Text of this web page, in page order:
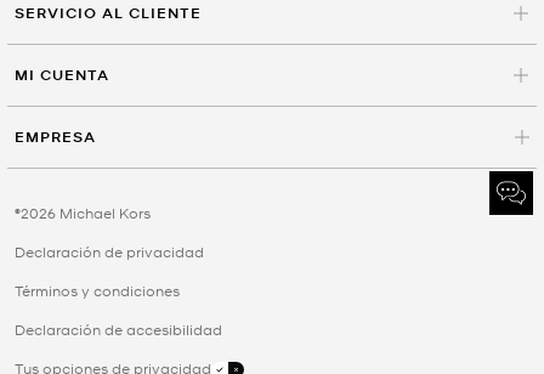
SERVICIO AL CLIENTE
MI CUENTA
EMPRESA
©2026 Michael Kors
Declaración de privacidad
Términos y condiciones
Declaración de accesibilidad
Tus opciones de privacidad